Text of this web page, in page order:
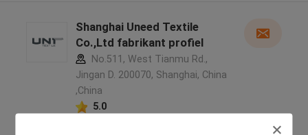
Shanghai Uneed Textile
Co.,Ltd fabrikant profiel
No.511, West Tianmu Rd.,
Jingan D. 200070, Shanghai, China
,China
5.0